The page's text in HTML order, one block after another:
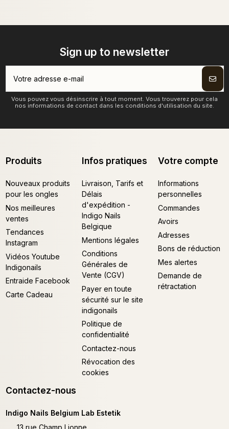
Sign up to newsletter
Vous pouvez vous désinscrire à tout moment. Vous trouverez pour cela
nos informations de contact dans les conditions d'utilisation du site.
Produits
Nouveaux produits
pour les ongles
Nos meilleures
ventes
Tendances
Instagram
Vidéos Youtube
Indigonails
Entraide Facebook
Carte Cadeau
Infos pratiques
Livraison, Tarifs et
Délais
d'expédition -
Indigo Nails
Belgique
Mentions légales
Conditions
Générales de
Vente (CGV)
Payer en toute
sécurité sur le site
indigonails
Politique de
confidentialité
Contactez-nous
Révocation des
cookies
Votre compte
Informations
personnelles
Commandes
Avoirs
Adresses
Bons de réduction
Mes alertes
Demande de
rétractation
Contactez-nous
Indigo Nails Belgium Lab Estetik